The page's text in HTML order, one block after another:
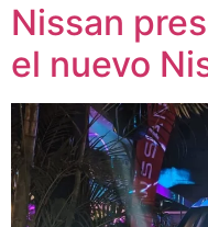
Nissan
el nuevo